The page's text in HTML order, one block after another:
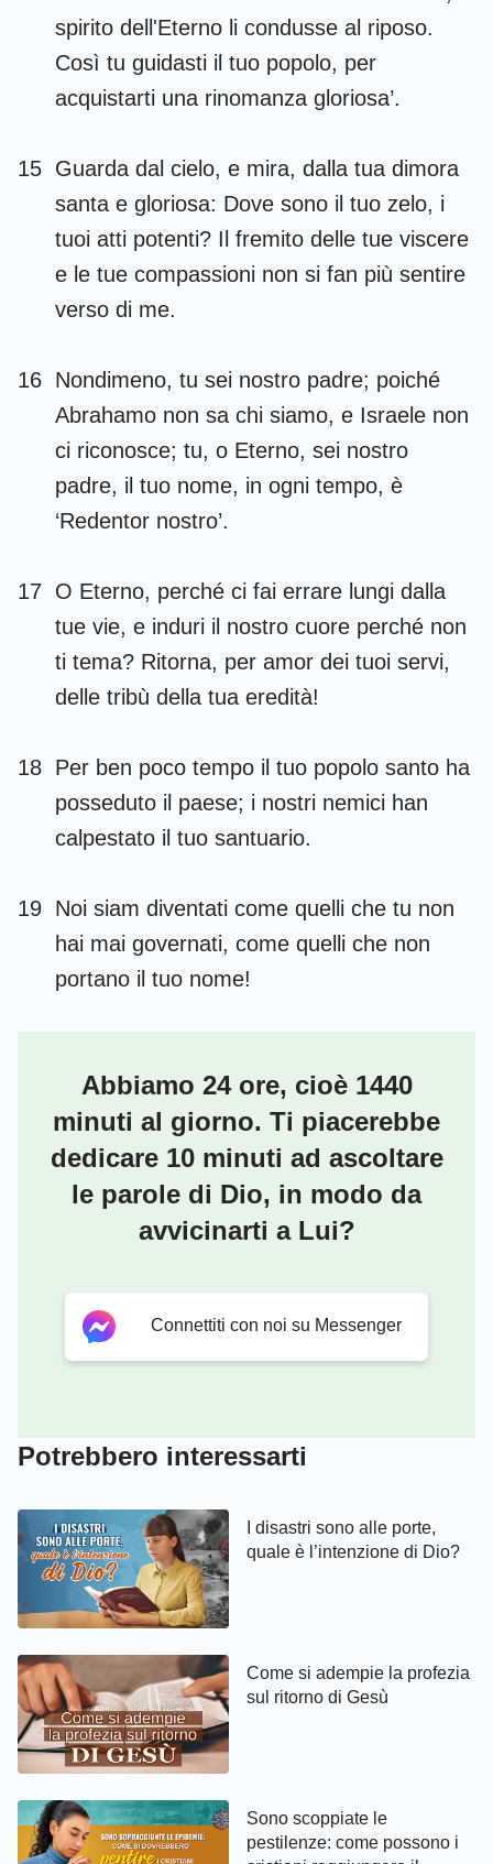
1 2 3 4 5 6 7
22 23 24 25 26 27 28
29 30 31 32 33 34 35
37
44
57 58 59 60 61 62 63
64 65 66
spirito dell'Eterno li condusse al riposo.
Così tu guidasti il tuo popolo, per
acquistarti una rinomanza gloriosa’.
15 Guarda dal cielo, e mira, dalla tua dimora
santa e gloriosa: Dove sono il tuo zelo, i
tuoi atti potenti? Il fremito delle tue viscere
e le tue compassioni non si fan più sentire
verso di me.
16 Nondimeno, tu sei nostro padre; poiché
Abrahamo non sa chi siamo, e Israele non
ci riconosce; tu, o Eterno, sei nostro
padre, il tuo nome, in ogni tempo, è
‘Redentor nostro’.
17 O Eterno, perché ci fai errare lungi dalla
tue vie, e induri il nostro cuore perché non
ti tema? Ritorna, per amor dei tuoi servi,
delle tribù della tua eredità!
18 Per ben poco tempo il tuo popolo santo ha
posseduto il paese; i nostri nemici han
calpestato il tuo santuario.
19 Noi siam diventati come quelli che tu non
hai mai governati, come quelli che non
portano il tuo nome!
Abbiamo 24 ore, cioè 1440
minuti al giorno. Ti piacerebbe
dedicare 10 minuti ad ascoltare
le parole di Dio, in modo da
avvicinarti a Lui?
Connettiti con noi su Messenger
Potrebbero interessarti
I disastri sono alle porte,
quale è l’intenzione di Dio?
Come si adempie la profezia
sul ritorno di Gesù
Sono scoppiate le
pestilenze: come possono i